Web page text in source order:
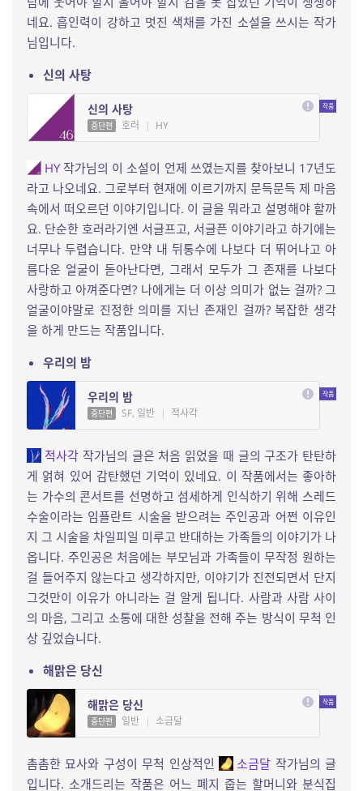
네요. 흡인력이 강하고 멋진 색채를 가진 소설을 쓰시는 작가
님입니다.
신의 사탕
신의 사탕
중단편 호러 | HY
HY작가님의 이 소설이 언제 쓰였는지를 찾아보니 17년도
라고 나오네요. 그로부터 현재에 이르기까지 문득문득 제 마음
속에서 떠오르던 이야기입니다. 이 글을 뭐라고 설명해야 할까
요. 단순한 호러라기엔 서글프고, 서글픈 이야기라고 하기에는
너무나 두렵습니다. 만약 내 뒤통수에 나보다 더 뛰어나고 아
름다운 얼굴이 돋아난다면, 그래서 모두가 그 존재를 나보다
사랑하고 아껴준다면? 나에게는 더 이상 의미가 없는 걸까? 그
얼굴이야말로 진정한 의미를 지닌 존재인 걸까? 복잡한 생각
을 하게 만드는 작품입니다.
우리의 밤
우리의 밤
중단편 SF, 일반 | 적사각
적사각 작가님의 글은 처음 읽었을 때 글의 구조가 탄탄하
게 얽혀 있어 감탄했던 기억이 있네요. 이 작품에서는 좋아하
는 가수의 콘서트를 선명하고 섬세하게 인식하기 위해 스레드
수술이라는 임플란트 시술을 받으려는 주인공과 어쩐 이유인
지 그 시술을 차일피일 미루고 반대하는 가족들의 이야기가 나
옵니다. 주인공은 처음에는 부모님과 가족들이 무작정 원하는
걸 들어주지 않는다고 생각하지만, 이야기가 진전되면서 단지
그것만이 이유가 아니라는 걸 알게 됩니다. 사람과 사람 사이
의 마음, 그리고 소통에 대한 성찰을 전해 주는 방식이 무척 인
상 깊었습니다.
해맑은 당신
해맑은 당신
중단편 일반 | 소금달
촘촘한 묘사와 구성이 무척 인상적인 소금달 작가님의 글
입니다. 소개드리는 작품은 어느 폐지 줍는 할머니와 분식집